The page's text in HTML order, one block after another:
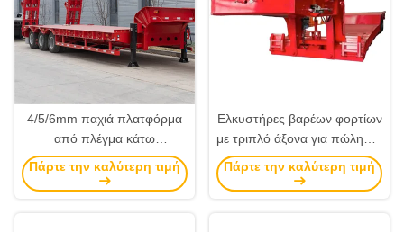
4/5/6mm παχιά πλατφόρμα
από πλέγμα κάτω
πλατφόρμα 3/4 άξονας
12.00R20 Τεμάχιο 40 τόνων
Πάρτε την καλύτερη τιμή
Ελκυστήρες βαρέων φορτίων
με τριπλό άξονα για πώληση,
αποσυναρμολογήσιμο
έλκυτρο για το Καμερούν
Πάρτε την καλύτερη τιμή